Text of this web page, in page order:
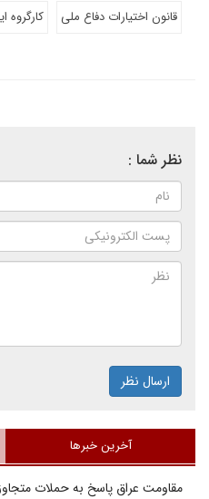
قانون اختیارات دفاع ملی
کارگروه
نظر شما :
ارسال نظر
آخرین خبرها
مقاومت عراق پاسخ به حملات